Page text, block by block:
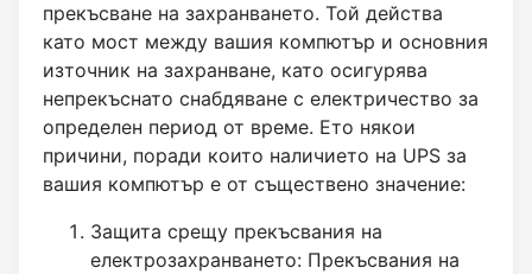
прекъсване на захранването. Той действа
като мост между вашия компютър и основния
източник на захранване, като осигурява
непрекъснато снабдяване с електричество за
определен период от време. Ето някои
причини, поради които наличието на UPS за
вашия компютър е от съществено значение:
Защита срещу прекъсвания на
електрозахранването: Прекъсвания на